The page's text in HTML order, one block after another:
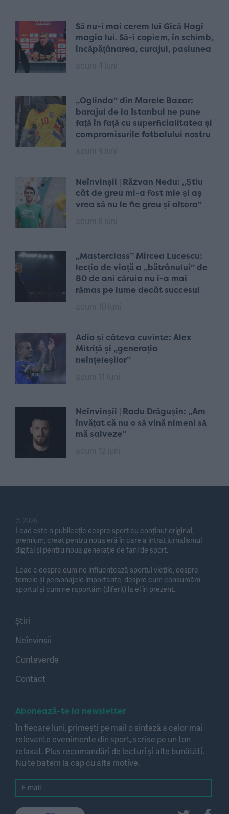
Să nu-i mai cerem lui Gică Hagi
magia lui. Să-i copiem, în schimb,
încăpățânarea, curajul, pasiunea
„Oglinda” din Marele Bazar:
barajul de la Istanbul ne pune
față în față cu superficialitatea și
compromisurile fotbalului nostru
Neînvinșii | Răzvan Nedu: „Știu
cât de greu mi-a fost mie și aș
vrea să nu le fie greu și altora”
„Masterclass” Mircea Lucescu:
lecția de viață a „bătrânului” de
80 de ani căruia nu i-a mai
rămas pe lume decât succesul
Adio și câteva cuvinte: Alex
Mitriță și „generația
neînțeleșilor”
Neînvinșii | Radu Drăgușin: „Am
învățat că nu o să vină nimeni să
mă salveze”
© 2026
Lead este o publicație despre sport cu conținut original,
premium, creat pentru noua eră în care a intrat jurnalismul
digital și pentru noua generație de fani de sport.
Lead e despre cum ne influențează sportul viețile, despre
temele și personajele importante, despre cum consumăm
sportul și cum ne raportăm (diferit) la el în prezent.
Știri
Neînvinșii
Conteverde
Contact
Abonează-te la newsletter
În fiecare luni, primești pe mail o sinteză a celor mai
relevante evenimente din sport, scrise pe un ton
relaxat. Plus recomandări de lecturi și alte bunătăți.
Nu te batem la cap cu alte motive.